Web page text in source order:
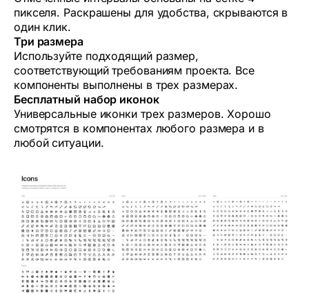
пикселя. Раскрашены для удобства, скрываются в
один клик.
Три размера
Используйте подходящий размер,
соответствующий требованиям проекта. Все
компоненты выполнены в трех размерах.
Бесплатный набор иконок
Универсальные иконки трех размеров. Хорошо
смотрятся в компонентах любого размера и в
любой ситуации.